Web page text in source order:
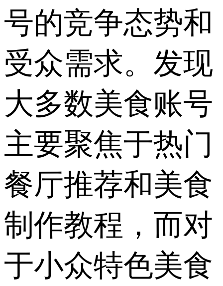
号的竞争态势和
受众需求。发现
大多数美食账号
主要聚焦于热门
餐厅推荐和美食
制作教程，而对
于小众特色美食